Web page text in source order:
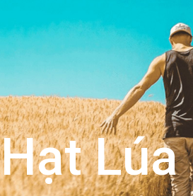
Lúa